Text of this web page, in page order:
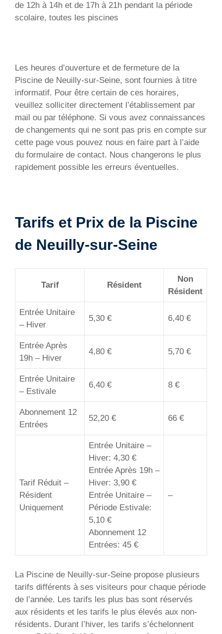
de 12h à 14h et de 17h à 21h pendant la période
scolaire, toutes les piscines
Les heures d’ouverture et de fermeture de la
Piscine de Neuilly-sur-Seine, sont fournies à titre
informatif. Pour être certain de ces horaires,
veuillez solliciter directement l’établissement par
mail ou par téléphone. Si vous avez connaissances
de changements qui ne sont pas pris en compte sur
cette page vous pouvez nous en faire part à l’aide
du formulaire de contact. Nous changerons le plus
rapidement possible les erreurs éventuelles.
Tarifs et Prix de la Piscine
de Neuilly-sur-Seine
Tarif Résident
Non
Résident
Entrée Unitaire
– Hiver
5,30 € 6,40 €
Entrée Après
19h – Hiver
4,80 € 5,70 €
Entrée Unitaire
– Estivale
6,40 € 8 €
Abonnement 12
Entrées
52,20 € 66 €
Tarif Réduit –
Résident
Uniquement
Entrée Unitaire –
Hiver: 4,30 €
Entrée Après 19h –
Hiver: 3,90 €
Entrée Unitaire –
Période Estivale:
5,10 €
Abonnement 12
Entrées: 45 €
–
La Piscine de Neuilly-sur-Seine propose plusieurs
tarifs différents à ses visiteurs pour chaque période
de l’année. Les tarifs les plus bas sont réservés
aux résidents et les tarifs le plus élevés aux non-
résidents. Durant l’hiver, les tarifs s’échelonnent